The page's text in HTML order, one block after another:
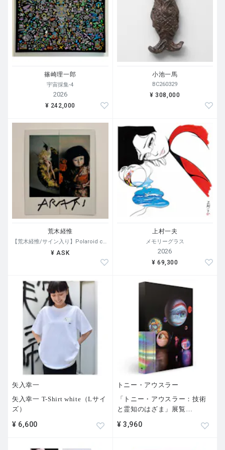
はますます曖昧になり、ときに目の前にあるものよりディ
スプレイに映るもののほうがリアリティを持つことを山口
の感覚は実に繊細に捉えている。LINEのメッセージで泣
いてしまうこと、加工したセルフィーへの自己愛、バーチ
ャルアイドルへの本気の恋、それらは日常にありふれてい
てもはや虚構とはいいがたい。山口はそうした時代性を背
実）」をテーマに作品をつくることで、現実とは何かを問
い続けている。
言語｜日本語、英語、中国語
※こちらの商品は店頭併売商品につき、品切れの場合にはご注
文をキャンセルとさせていただく場合がございます。ご了承く
ださい。
※ご注文後のキャンセル、ご注文内容の変更は承っておりませ
ん。予めご了承ください。
篠崎理一郎
宇宙採集-4
2026
¥ 242,000
小池一馬
BC260329
¥ 308,000
荒木経惟
【荒木経惟/サイン入り】Polaroid collage
¥ ASK
上村一夫
メモリーグラス
2026
¥ 69,300
矢入幸一
矢入幸一 T-Shirt white（Lサイ
ズ）
¥ 6,600
トニー・アウスラー
「トニー・アウスラー：技術
と霊知のはざま」展覧
¥ 3,960